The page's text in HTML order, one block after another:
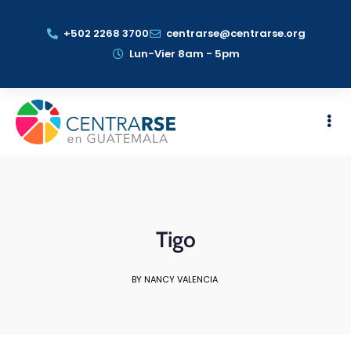
+502 2268 3700
centrarse@centrarse.org
Lun-Vier 8am - 5pm
Tigo
BY NANCY VALENCIA